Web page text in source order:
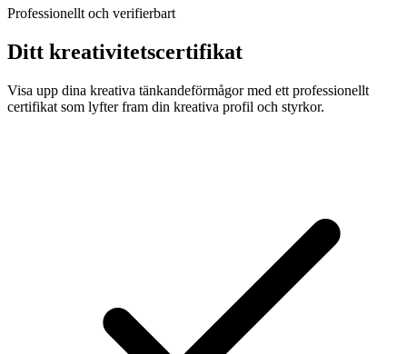
Professionellt och verifierbart
Ditt kreativitetscertifikat
Visa upp dina kreativa tänkandeförmågor med ett professionellt
certifikat som lyfter fram din kreativa profil och styrkor.